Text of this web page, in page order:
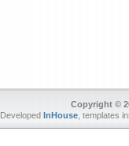
Copyright ©
Developed InHouse, templates